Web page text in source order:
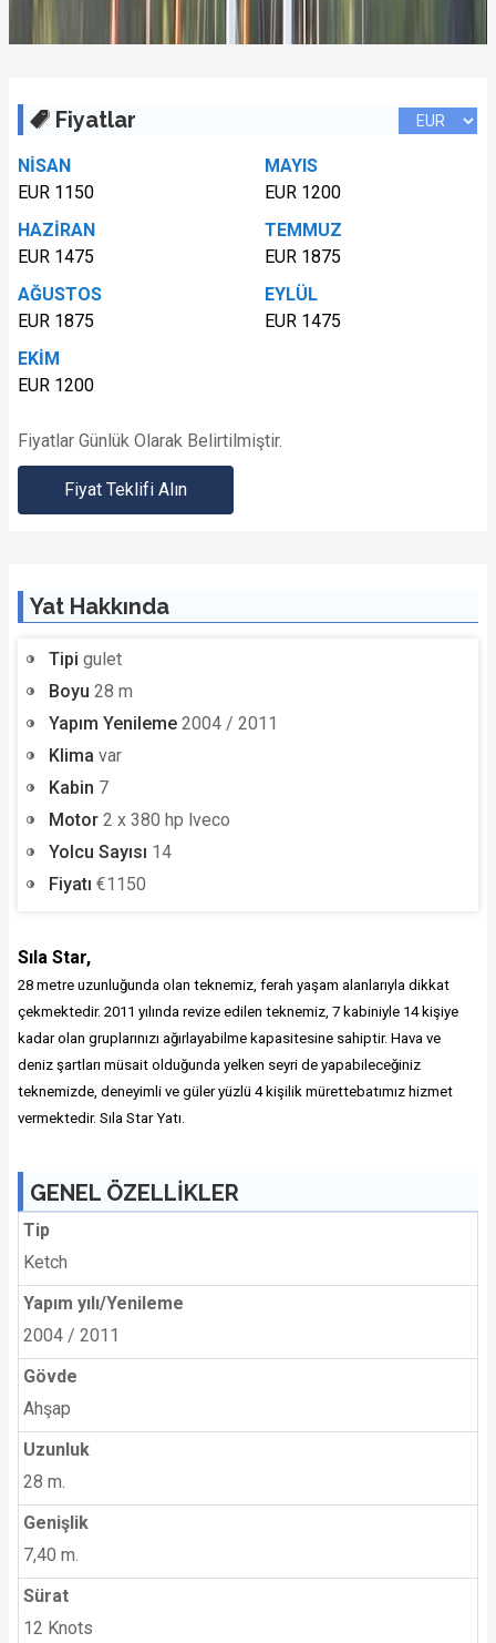
Fiyatlar
NİSAN
EUR 1150
MAYIS
EUR 1200
HAZİRAN
EUR 1475
TEMMUZ
EUR 1875
AĞUSTOS
EUR 1875
EYLÜL
EUR 1475
EKİM
EUR 1200
Fiyatlar Günlük Olarak Belirtilmiştir.
Fiyat Teklifi Alın
Yat Hakkında
Tipi gulet
Boyu 28 m
Yapım Yenileme 2004 / 2011
Klima var
Kabin 7
Motor 2 x 380 hp lveco
Yolcu Sayısı 14
Fiyatı €1150
Sıla Star,
28 metre uzunluğunda olan teknemiz, ferah yaşam alanlarıyla dikkat
çekmektedir. 2011 yılında revize edilen teknemiz, 7 kabiniyle 14 kişiye
kadar olan gruplarınızı ağırlayabilme kapasitesine sahiptir. Hava ve
deniz şartları müsait olduğunda yelken seyri de yapabileceğiniz
teknemizde, deneyimli ve güler yüzlü 4 kişilik mürettebatımız hizmet
vermektedir. Sıla Star Yatı.
GENEL ÖZELLİKLER
Tip
Ketch
Yapım yılı/Yenileme
2004 / 2011
Gövde
Ahşap
Uzunluk
28 m.
Genişlik
7,40 m.
Sürat
12 Knots